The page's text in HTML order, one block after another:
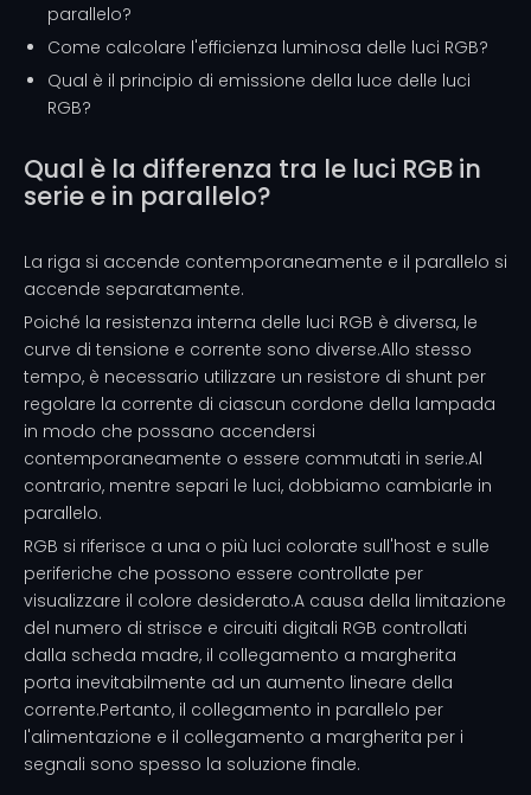
parallelo?
Come calcolare l'efficienza luminosa delle luci RGB?
Qual è il principio di emissione della luce delle luci
RGB?
Qual è la differenza tra le luci RGB in
serie e in parallelo?
La riga si accende contemporaneamente e il parallelo si
accende separatamente.
Poiché la resistenza interna delle luci RGB è diversa, le
curve di tensione e corrente sono diverse.Allo stesso
tempo, è necessario utilizzare un resistore di shunt per
regolare la corrente di ciascun cordone della lampada
in modo che possano accendersi
contemporaneamente o essere commutati in serie.Al
contrario, mentre separi le luci, dobbiamo cambiarle in
parallelo.
RGB si riferisce a una o più luci colorate sull'host e sulle
periferiche che possono essere controllate per
visualizzare il colore desiderato.A causa della limitazione
del numero di strisce e circuiti digitali RGB controllati
dalla scheda madre, il collegamento a margherita
porta inevitabilmente ad un aumento lineare della
corrente.Pertanto, il collegamento in parallelo per
l'alimentazione e il collegamento a margherita per i
segnali sono spesso la soluzione finale.